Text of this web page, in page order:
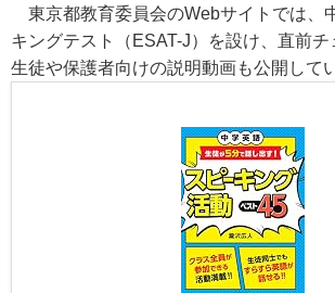
東京都教育委員会のWebサイトでは、
キングテスト（ESAT-J）を設け、直前チ
生徒や保護者向けの説明動画も公開して